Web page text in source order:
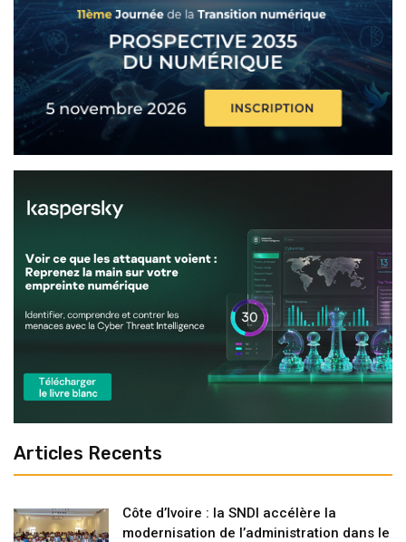
Articles Recents
Côte d’Ivoire : la SNDI accélère la
modernisation de l’administration dans le